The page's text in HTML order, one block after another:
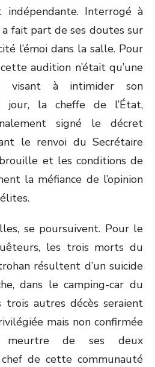
indépendante. Interrogé à
a fait part de ses doutes sur
l’émoi dans la salle. Pour
audition n’était qu’une
visant à intimider son
jour, la cheffe de l’État,
signé le décret
le renvoi du Secrétaire
et les conditions de
la méfiance de l’opinion
se poursuivent. Pour le
les trois morts du
résultent d’un suicide
dans le camping-car du
trois autres décès seraient
mais non confirmée
meurtre de ses deux
de cette communauté